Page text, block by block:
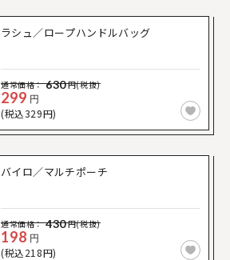
ラシュ／ロープハンドルバッグ
通常価格： 630円(税抜)
299 円
(税込329円)
バイロ／マルチポーチ
通常価格： 430円(税抜)
198 円
(税込218円)